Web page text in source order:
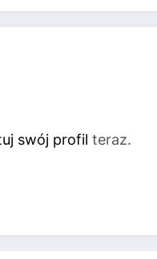
swój profil teraz.